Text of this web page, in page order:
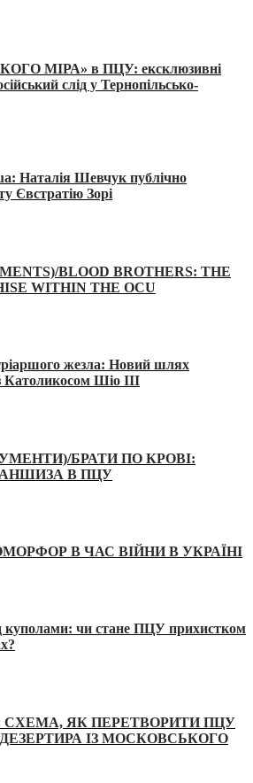
МІРА» в ПЦУ: ексклюзивні
слід у Тернопільсько-
Наталія Шевчук публічно
Євстратію Зорі
BLOOD BROTHERS: THE
WITHIN THE OCU
жезла: Новий шлях
Католикосом Шіо III
БРАТИ ПО КРОВІ:
В ПЦУ
В ЧАС ВІЙНИ В УКРАЇНІ
куполами: чи стане ПЦУ прихистком
СХЕМА, ЯК ПЕРЕТВОРИТИ ПЦУ
ІЗ МОСКОВСЬКОГО